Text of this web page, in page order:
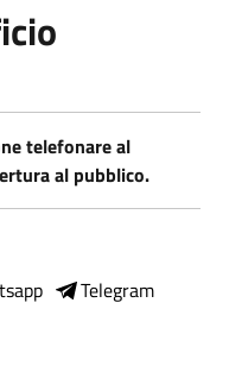
telefonare al
al pubblico.
Telegram